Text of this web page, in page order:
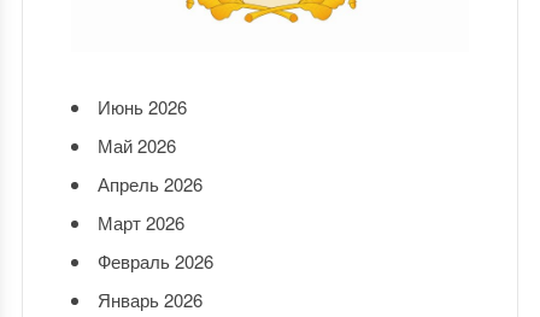
Июнь 2026
Май 2026
Апрель 2026
Март 2026
Февраль 2026
Январь 2026